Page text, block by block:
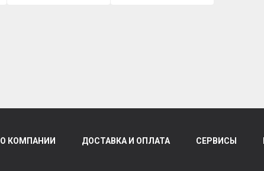
О КОМПАНИИ ДОСТАВКА И ОПЛАТА СЕРВИСЫ